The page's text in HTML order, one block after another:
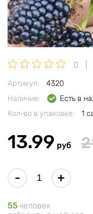
0
Артикул:
4320
Наличие:
Есть в
Кол-во в упаковке:
1
13.99 руб
- +
55 человек